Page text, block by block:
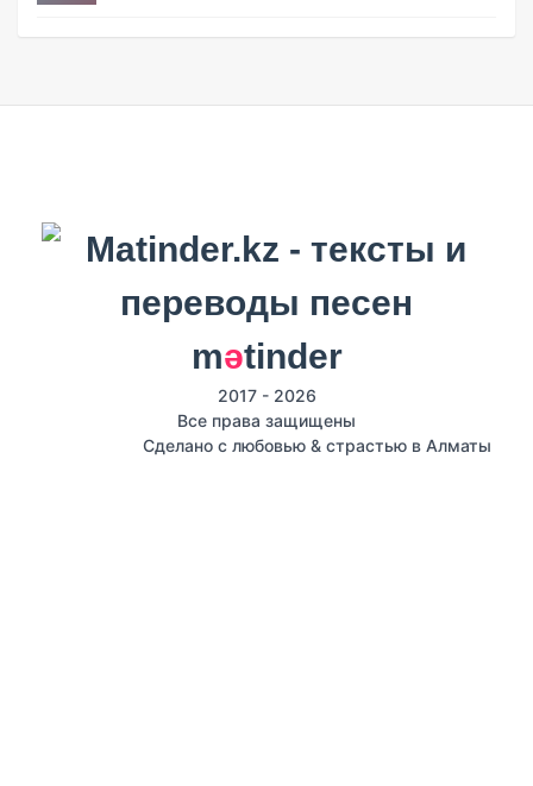
mәtinder
2017 - 2026
Все права защищены
Сделано с любовью & страстью в Алматы